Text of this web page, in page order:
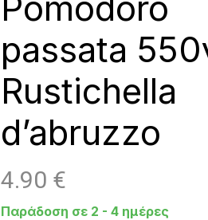
passata
Rustichella
d’abruzzo
4.90 €
Παράδοση σε 2 - 4 ημέρες